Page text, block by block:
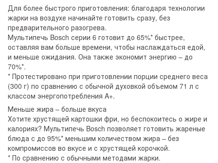
Для более быстрого приготовления: благодаря технологии
жарки на воздухе начинайте готовить сразу, без
предварительного разогрева.
Мультипечь Bosch серии 6 готовит до 65%* быстрее,
оставляя вам больше времени, чтобы наслаждаться едой,
и меньше ожидания. Она также экономит энергию – до
70%*.
* Протестировано при приготовлении порции среднего веса
(300 г) по сравнению с обычной духовкой объемом 71 л с
классом энергопотребления A+.
Меньше жира – больше вкуса
Хотите хрустящей картошки фри, но беспокоитесь о жире и
калориях? Мультипечь Bosch позволяет готовить жареные
блюда с до 95%* меньшим количеством жира – без
компромиссов во вкусе и с хрустящей корочкой.
* По сравнению с обычными методами жарки.